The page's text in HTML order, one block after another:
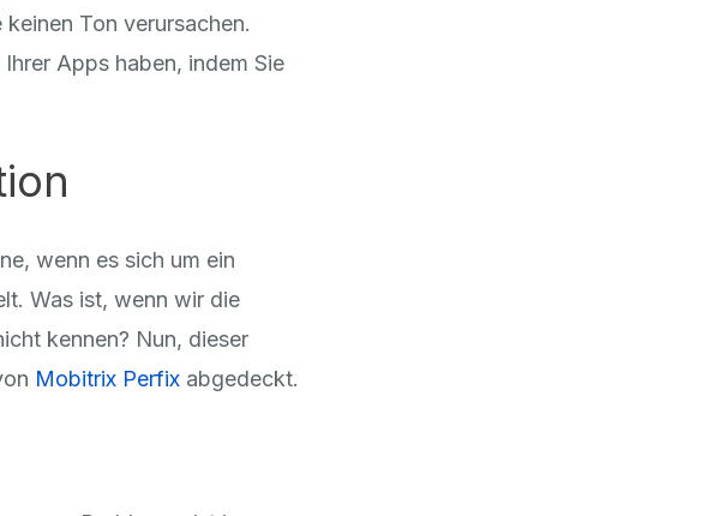
Ton verursachen.
Apps haben, indem Sie
wenn es sich um ein
Was ist, wenn wir die
kennen? Nun, dieser
Mobitrix Perfix abgedeckt.